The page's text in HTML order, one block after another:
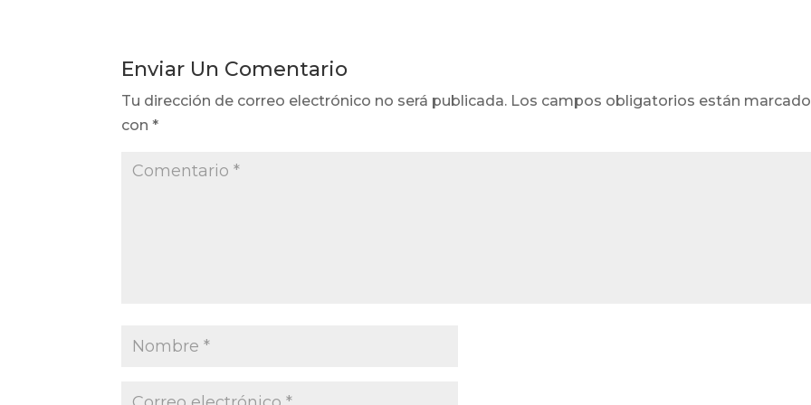
Enviar Un Comentario
Tu dirección de correo electrónico no será publicada. Los campos obligatorios están
con*